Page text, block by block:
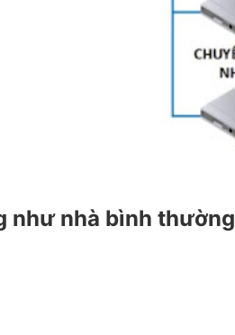
như nhà bình thường